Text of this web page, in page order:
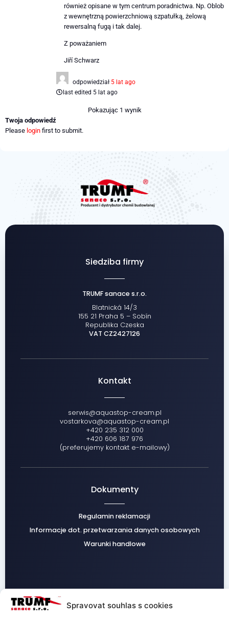
Spravovat souhlas s cookies
również opisane w tym centrum poradnictwa. Np. Oblob
z wewnętrzną powierzchniową szpatułką, żelową
rewersalną fugą i tak dalej.
Z poważaniem
Jiří Schwarz
odpowiedział 5 lat ago
last edited 5 lat ago
Pokazując 1 wynik
Twoja odpowiedź
Please login first to submit.
Siedziba firmy
TRUMF sanace s.r.o.
Blatnická 14/3
155 21 Praha 5 – Sobín
Republika Czeska
VAT CZ2427126
Kontakt
serwis@aquastop-cream.pl
vostarkova@aquastop-cream.pl
+420 235 312 000
+420 606 187 976
(preferujemy kontakt e-mailowy)
Dokumenty
Regulamin reklamacji
Informacje dot. przetwarzania danych osobowych
Warunki handlowe